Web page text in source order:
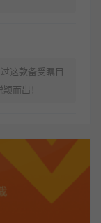
这款备受瞩目
而出！